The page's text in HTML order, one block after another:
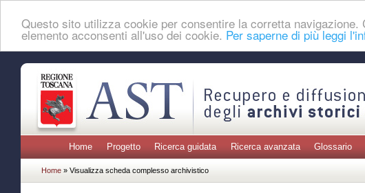
Questo sito utilizza cookie per consentire la corretta
elemento acconsenti all'uso dei cookie. Per saperne di più leggi
Home Progetto Ricerca guidata Ricerca avanzata Glossario
Home » Visualizza scheda complesso archivistico